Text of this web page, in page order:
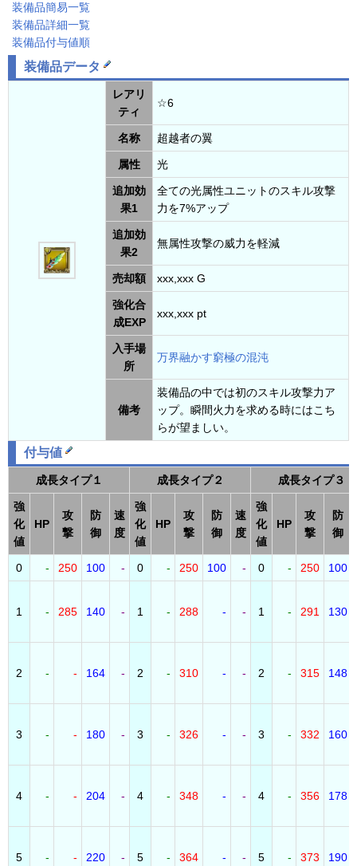
装備品簡易一覧
装備品詳細一覧
装備品付与値順
装備品データ
レアリ
ティ
☆6
名称 超越者の翼
属性 光
追加効
果1
全ての光属性ユニットのスキル攻撃
力を7%アップ
追加効
果2
無属性攻撃の威力を軽減
売却額 xxx,xxx G
強化合
成EXP
xxx,xxx pt
入手場
所
万界融かす窮極の混沌
備考
装備品の中では初のスキル攻撃力ア
ップ。瞬間火力を求める時にはこち
らが望ましい。
付与値
成長タイプ１ 成長タイプ２ 成長タイプ３
強
化
値
HP
攻
撃
防
御
速
度
強
化
値
HP
攻
撃
防
御
速
度
強
化
値
HP
攻
撃
防
御
0 - 250 100 - 0 - 250 100 - 0 - 250 100
1 - 285 140 - 1 - 288 - - 1 - 291 130
2 - - 164 - 2 - 310 - - 2 - 315 148
3 - - 180 - 3 - 326 - - 3 - 332 160
4 - - 204 - 4 - 348 - - 4 - 356 178
5 - - 220 - 5 - 364 - - 5 - 373 190